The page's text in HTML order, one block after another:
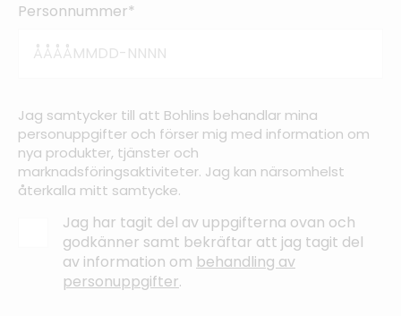
Personnummer*
Jag samtycker till att Bohlins behandlar mina
personuppgifter och förser mig med information om
nya produkter, tjänster och
marknadsföringsaktiviteter. Jag kan närsomhelst
återkalla mitt samtycke.
Jag har tagit del av uppgifterna ovan och
godkänner samt bekräftar att jag tagit del
av information om behandling av
personuppgifter.